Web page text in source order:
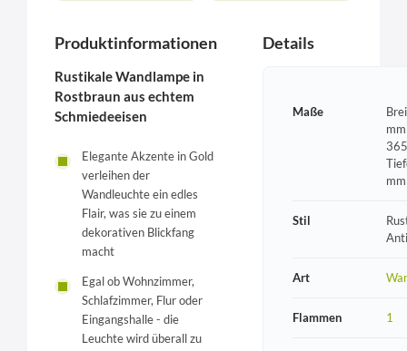
Produktinformationen
Rustikale Wandlampe in
Rostbraun aus echtem
Schmiedeeisen
Elegante Akzente in Gold
verleihen der
Wandleuchte ein edles
Flair, was sie zu einem
dekorativen Blickfang
macht
Egal ob Wohnzimmer,
Schlafzimmer, Flur oder
Eingangshalle - die
Leuchte wird überall zu
Details
Maße
mm
Stil
Art
Flammen 1